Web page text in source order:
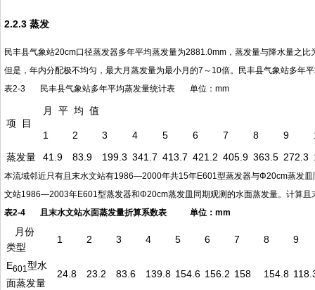
2.2.3 蒸发
民丰县气象站20cm口径蒸发器多年平均蒸发量为2881.0mm，蒸发量与降水量之
但是，年内分配极不均匀，最大月蒸发量为最小月的7～10倍。民丰县气象站多年
表2-3 民丰县气象站多年平均蒸发量统计表 单位：mm
项 目
月 平 均 值
1 2 3 4 5 6 7 8 9
蒸发量
41.9 83.9 199.3 341.7 413.7 421.2 405.9 363.5 272.3
本流域邻近只有且末水文站有1986—2000年共15年E601型蒸发器与Φ20cm蒸发
文站1986—2003年E601型蒸发器和Φ20cm蒸发皿同期观测的水面蒸发量。计算
表2-4 且末水文站水面蒸发量折算系数表
单位：mm
月份
类型
1 2 3 4 5 6 7 8 9
E601 型水
面蒸发量
24.8 23.2 83.6 139.8 154.6 156.2 158 154.8